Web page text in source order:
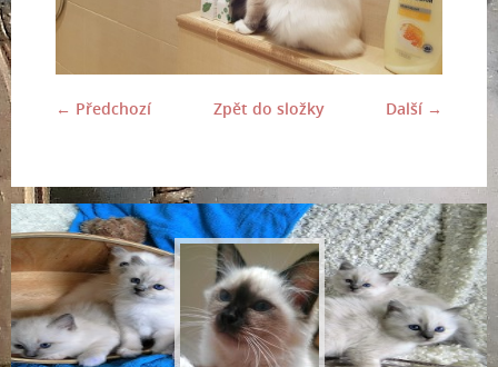
← Předchozí Další →
Zpět do složky